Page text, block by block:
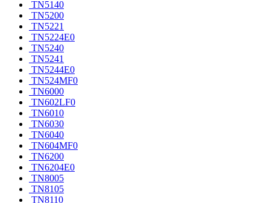
TN5140
TN5200
TN5221
TN5224E0
TN5240
TN5241
TN5244E0
TN524MF0
TN6000
TN602LF0
TN6010
TN6030
TN6040
TN604MF0
TN6200
TN6204E0
TN8005
TN8105
TN8110